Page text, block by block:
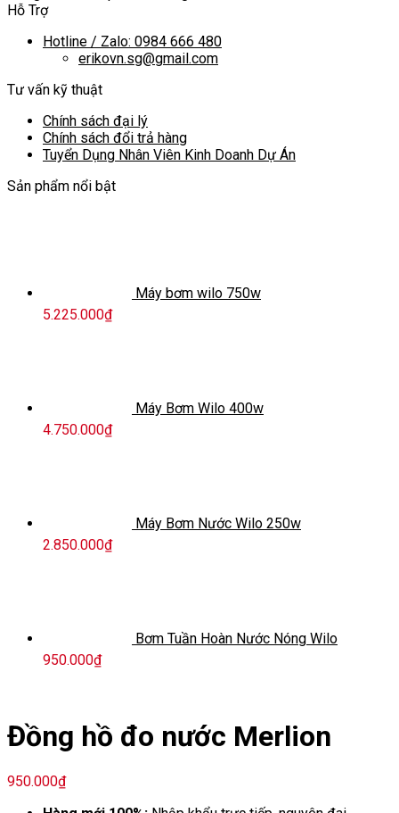
Hỗ Trợ
Hotline / Zalo: 0984 666 480
erikovn.sg@gmail.com
Tư vấn kỹ thuật
Chính sách đại lý
Chính sách đổi trả hàng
Tuyển Dụng Nhân Viên Kinh Doanh Dự Án
Sản phẩm nổi bật
Máy bơm wilo 750w
5.225.000₫
Máy Bơm Wilo 400w
4.750.000₫
Máy Bơm Nước Wilo 250w
2.850.000₫
Bơm Tuần Hoàn Nước Nóng Wilo
950.000₫
Đồng hồ đo nước Merlion
950.000₫